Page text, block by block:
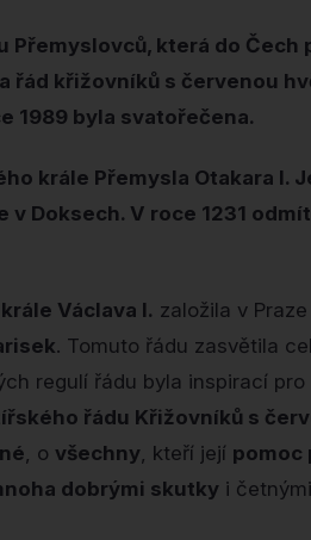
Přemyslovců, která do
řád křižovníků s červenou
1989 byla svatořečena.
krále Přemysla Otakara
Doksech. V roce 1231
Václava I. založila v Praze
. Tomuto řádu zasvětila
regulí řádu byla inspirací
řádu Křižovníků s
, o všechny, kteří její pomoc
dobrými skutky i četnými